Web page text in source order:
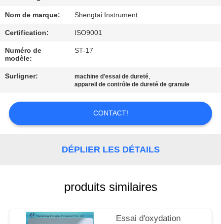
CONTACTEZ-
NOUS
CITATION
PLAN
POLICY
Nom de marque: Shengtai Instrument
Certification: ISO9001
Numéro de
modèle:
ST-17
Surligner: machine d'essai de dureté,
appareil de contrôle de dureté de granule
CONTACT!
DÉPLIER LES DÉTAILS
produits similaires
Essai d'oxydation